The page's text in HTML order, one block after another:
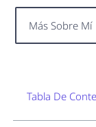
Más Sobre Mí
Tabla De